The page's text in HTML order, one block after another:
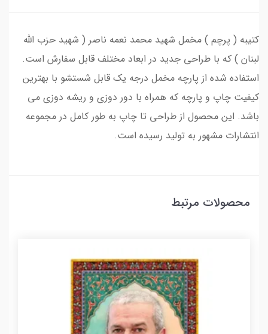
کتیبه ( پرچم ) مخمل شهید محمد نعمه ناصر ( شهید حزب الله
لبنان ) که با طراحی جدید در ابعاد مختلف قابل سفارش است.
استفاده شده از پارچه مخمل درجه یک قابل شستشو با بهترین
کیفیت چاپ و پارچه که همراه با دور دوزی و ریشه دوزی می
باشد. این محصول از طراحی تا چاپ به طور کامل در مجموعه
انتشارات مشهور به تولید رسیده است.
محصولات مرتبط